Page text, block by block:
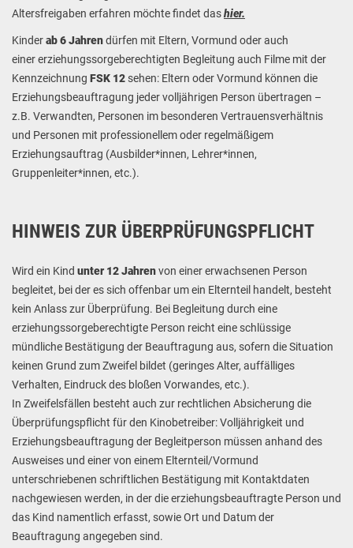
Altersfreigaben erfahren möchte findet dashier.
Kinderab 6 Jahrendürfen mit Eltern, Vormund oder auch
einer erziehungssorgeberechtigten Begleitung auch Filme mit der
Kennzeichnung FSK 12 sehen: Eltern oder Vormund können die
Erziehungsbeauftragung jeder volljährigen Person übertragen –
z.B. Verwandten, Personen im besonderen Vertrauensverhältnis
und Personen mit professionellem oder regelmäßigem
Erziehungsauftrag (Ausbilder*innen, Lehrer*innen,
Gruppenleiter*innen, etc.).
HINWEIS ZUR ÜBERPRÜFUNGSPFLICHT
Wird ein Kind unter 12 Jahrenvon einer erwachsenen Person
begleitet, bei der es sich offenbar um ein Elternteil handelt, besteht
kein Anlass zur Überprüfung. Bei Begleitung durch eine
erziehungssorgeberechtigte Person reicht eine schlüssige
mündliche Bestätigung der Beauftragung aus, sofern die Situation
keinen Grund zum Zweifel bildet (geringes Alter, auffälliges
Verhalten, Eindruck des bloßen Vorwandes, etc.).
In Zweifelsfällen besteht auch zur rechtlichen Absicherung die
Überprüfungspflicht für den Kinobetreiber: Volljährigkeit und
Erziehungsbeauftragung der Begleitperson müssen anhand des
Ausweises und einer von einem Elternteil/Vormund
unterschriebenen schriftlichen Bestätigung mit Kontaktdaten
nachgewiesen werden, in der die erziehungsbeauftragte Person und
das Kind namentlich erfasst, sowie Ort und Datum der
Beauftragung angegeben sind.